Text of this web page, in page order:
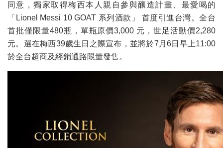
同意，獨家取得梅西本人親自參與釀造計畫、最愛喝的
「Lionel Messi 10 GOAT 系列酒款」 首度引進台灣。全台
首批僅限量480瓶，單瓶原價3,000 元，世足活動價2,280
元。選在梅西39歲生日之際宣布，並將於7月6日早上11:00
於全台超商及經銷通路限量發售。